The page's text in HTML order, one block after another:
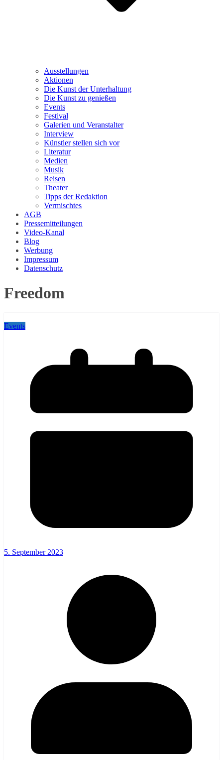
Ausstellungen
Aktionen
Die Kunst der Unterhaltung
Die Kunst zu genießen
Events
Festival
Galerien und Veranstalter
Interview
Künstler stellen sich vor
Literatur
Medien
Musik
Reisen
Theater
Tipps der Redaktion
Vermischtes
AGB
Pressemitteilungen
Video-Kanal
Blog
Werbung
Impressum
Datenschutz
Freedom
Events
5. September 2023